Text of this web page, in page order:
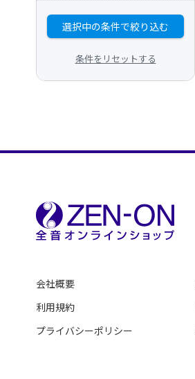
選択中の条件で絞り込む
条件をリセットする
会社概要
利用規約
プライバシーポリシー